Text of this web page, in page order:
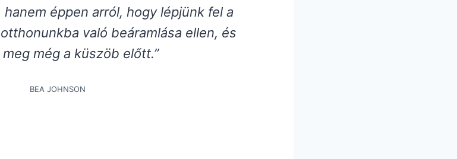
éppen arról, hogy lépjünk fel a
való beáramlása ellen, és
még a küszöb előtt.”
BEA JOHNSON